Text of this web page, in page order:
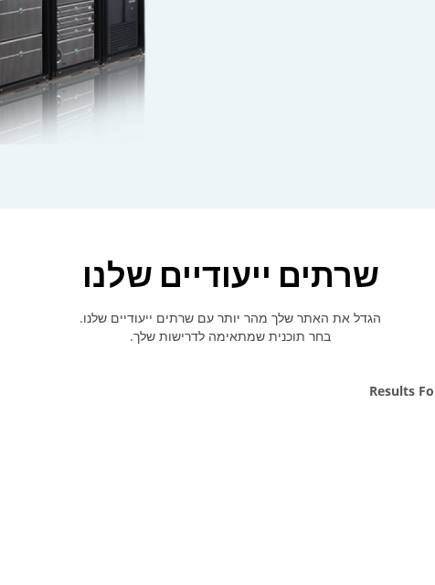
שרתים ייעודיים שלנו
הגדל את האתר שלך מהר יותר עם שרתים ייעודיים שלנו.
בחר תוכנית שמתאימה לדרישות שלך.
Results